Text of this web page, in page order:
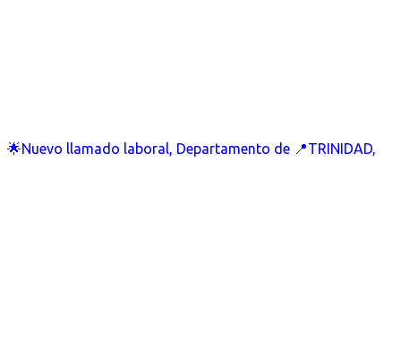
🌟Nuevo llamado laboral, Departamento de 📍TRINIDAD,